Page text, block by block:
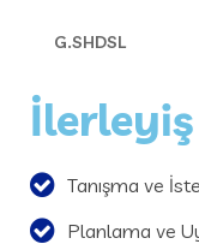
G.SHDSL
İlerleyiş
Tanışma ve
Planlama ve